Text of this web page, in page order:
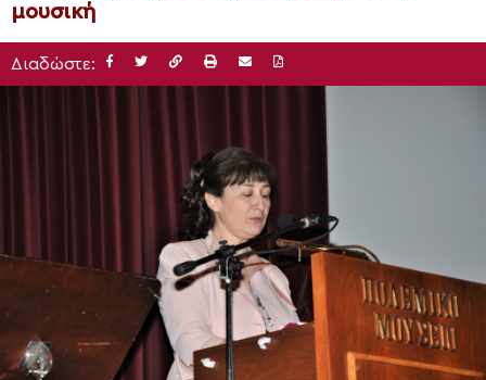
μουσική
Διαδώστε: